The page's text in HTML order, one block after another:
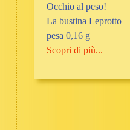
Occhio al peso!
La bustina Leprotto
pesa 0,16 g
Scopri di più...